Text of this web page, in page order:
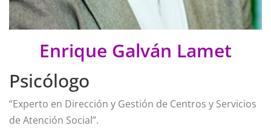
Enrique Galván Lamet
Psicólogo
“Experto en Dirección y Gestión de Centros y Servicios
de Atención Social”.